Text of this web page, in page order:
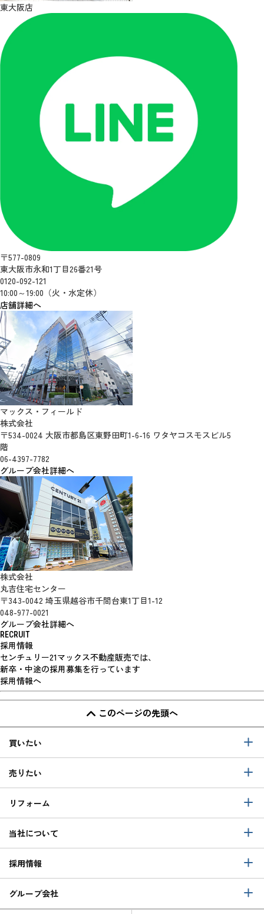
東大阪店
〒577-0809
東大阪市永和1丁目26番21号
0120-092-121
10:00～19:00（火・水定休）
店舗詳細へ
マックス・フィールド
株式会社
〒534-0024 大阪市都島区東野田町1-6-16 ワタヤコスモスビル5
階
06-4397-7782
グループ会社詳細へ
株式会社
丸吉住宅センター
〒343-0042 埼玉県越谷市千間台東1丁目1-12
048-977-0021
グループ会社詳細へ
RECRUIT
採用情報
センチュリー21マックス不動産販売では、
新卒・中途の採用募集を行っています
採用情報へ
このページの先頭へ
買いたい
売りたい
リフォーム
当社について
採用情報
グループ会社